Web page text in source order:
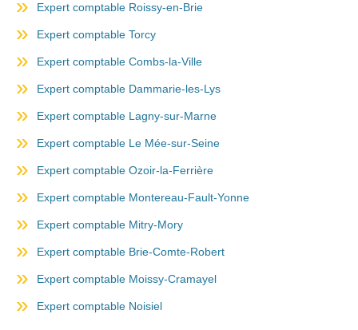
Expert comptable Roissy-en-Brie
Expert comptable Torcy
Expert comptable Combs-la-Ville
Expert comptable Dammarie-les-Lys
Expert comptable Lagny-sur-Marne
Expert comptable Le Mée-sur-Seine
Expert comptable Ozoir-la-Ferrière
Expert comptable Montereau-Fault-Yonne
Expert comptable Mitry-Mory
Expert comptable Brie-Comte-Robert
Expert comptable Moissy-Cramayel
Expert comptable Noisiel